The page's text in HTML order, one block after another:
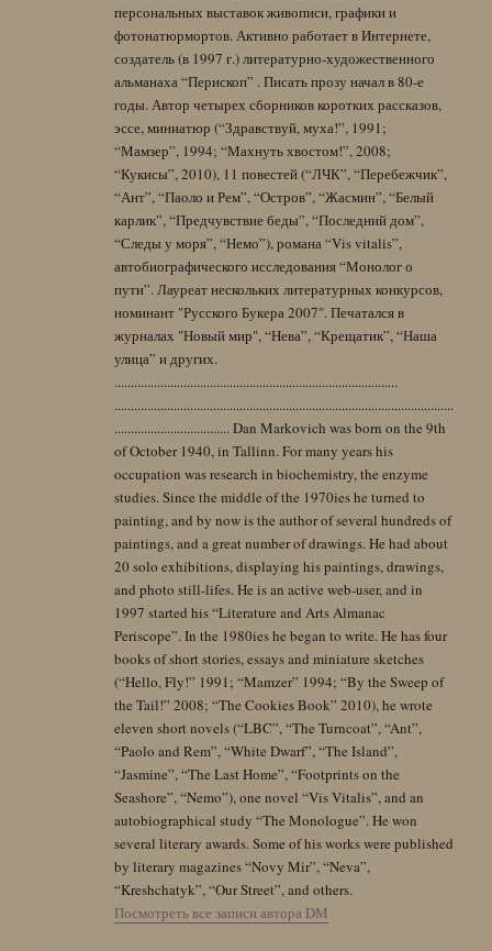
персональных выставок живописи, графики и
фотонатюрмортов. Активно работает в Интернете,
создатель (в 1997 г.) литературно-художественного
альманаха “Перископ” . Писать прозу начал в 80-е
годы. Автор четырех сборников коротких рассказов,
эссе, миниатюр (“Здравствуй, муха!”, 1991;
“Мамзер”, 1994; “Махнуть хвостом!”, 2008;
“Кукисы”, 2010), 11 повестей (“ЛЧК”, “Перебежчик”,
“Ант”, “Паоло и Рем”, “Остров”, “Жасмин”, “Белый
карлик”, “Предчувствие беды”, “Последний дом”,
“Следы у моря”, “Немо”), романа “Vis vitalis”,
автобиографического исследования “Монолог о
пути”. Лауреат нескольких литературных конкурсов,
номинант "Русского Букера 2007". Печатался в
журналах "Новый мир", “Нева”, “Крещатик”, “Наша
улица” и других.
......................................................................................
.......................................................................................................
................................... Dan Markovich was born on the 9th
of October 1940, in Tallinn. For many years his
occupation was research in biochemistry, the enzyme
studies. Since the middle of the 1970ies he turned to
painting, and by now is the author of several hundreds of
paintings, and a great number of drawings. He had about
20 solo exhibitions, displaying his paintings, drawings,
and photo still-lifes. He is an active web-user, and in
1997 started his “Literature and Arts Almanac
Periscope”. In the 1980ies he began to write. He has four
books of short stories, essays and miniature sketches
(“Hello, Fly!” 1991; “Mamzer” 1994; “By the Sweep of
the Tail!” 2008; “The Cookies Book” 2010), he wrote
eleven short novels (“LBC”, “The Turncoat”, “Ant”,
“Paolo and Rem”, “White Dwarf”, “The Island”,
“Jasmine”, “The Last Home”, “Footprints on the
Seashore”, “Nemo”), one novel “Vis Vitalis”, and an
autobiographical study “The Monologue”. He won
several literary awards. Some of his works were published
by literary magazines “Novy Mir”, “Neva”,
“Kreshchatyk”, “Our Street”, and others.
Посмотреть все записи автора DM